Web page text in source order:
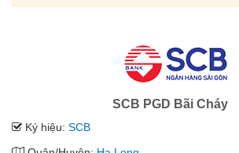
SCB PGD Bãi Cháy
Ký hiệu: SCB